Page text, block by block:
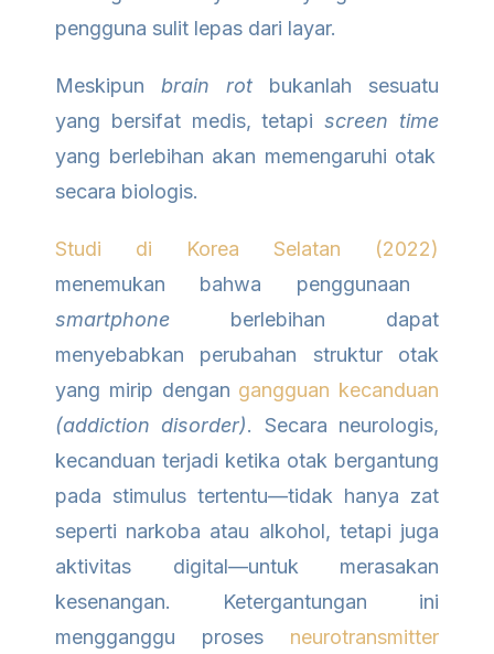
pengguna sulit lepas dari layar.
Meskipun brain rot bukanlah sesuatu
yang bersifat medis, tetapiscreen time
yang berlebihan akan memengaruhi otak
secara biologis.
Studi di Korea Selatan (2022)
menemukan bahwa penggunaan
smartphone berlebihan dapat
menyebabkan perubahan struktur otak
yang mirip dengan gangguan kecanduan
(addiction disorder). Secara neurologis,
kecanduan terjadi ketika otak bergantung
pada stimulus tertentu—tidak hanya zat
seperti narkoba atau alkohol, tetapi juga
aktivitas digital—untuk merasakan
kesenangan. Ketergantungan ini
mengganggu proses neurotransmitter